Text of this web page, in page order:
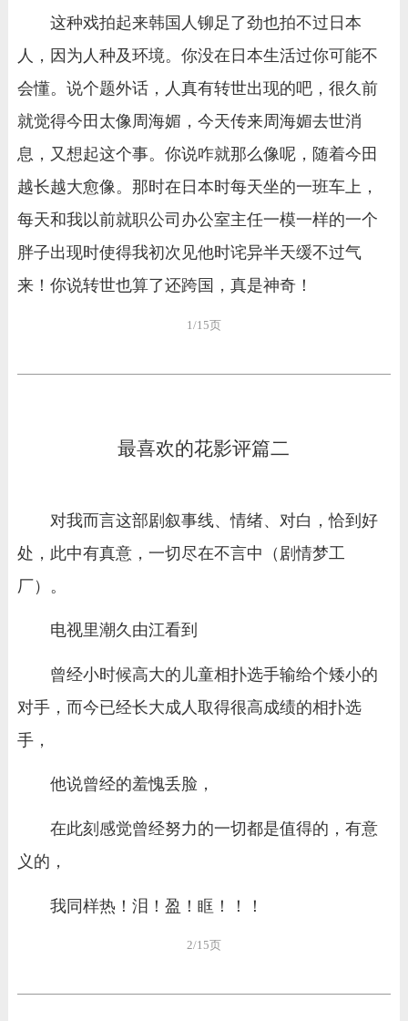
这种戏拍起来韩国人铆足了劲也拍不过日本
人，因为人种及环境。你没在日本生活过你可能不
会懂。说个题外话，人真有转世出现的吧，很久前
就觉得今田太像周海媚，今天传来周海媚去世消
息，又想起这个事。你说咋就那么像呢，随着今田
越长越大愈像。那时在日本时每天坐的一班车上，
每天和我以前就职公司办公室主任一模一样的一个
胖子出现时使得我初次见他时诧异半天缓不过气
来！你说转世也算了还跨国，真是神奇！
1/15页
最喜欢的花影评篇二
对我而言这部剧叙事线、情绪、对白，恰到好
处，此中有真意，一切尽在不言中（剧情梦工
厂）。
电视里潮久由江看到
曾经小时候高大的儿童相扑选手输给个矮小的
对手，而今已经长大成人取得很高成绩的相扑选
手，
他说曾经的羞愧丢脸，
在此刻感觉曾经努力的一切都是值得的，有意
义的，
我同样热！泪！盈！眶！！！
2/15页